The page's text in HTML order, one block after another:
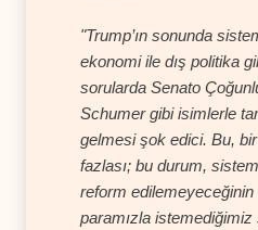
"Trump’ın sonunda
ekonomi ile dış politika
sorularda Senato
Schumer gibi isimlerle
gelmesi şok edici. Bu,
fazlası; bu durum,
reform
paramızla